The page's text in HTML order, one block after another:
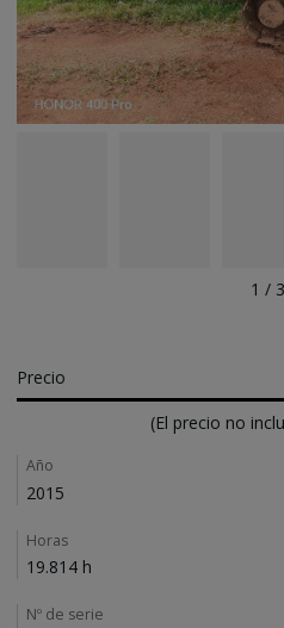
1 / 3
Precio
(El precio no
Details
Año
2015
Horas
19.814 h
Nº de serie